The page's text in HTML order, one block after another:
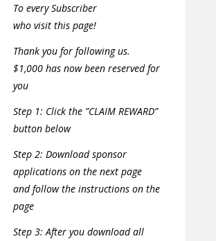
To every Subscriber
who visit this page!
Thank you for following us.
$1,000 has now been reserved for
you
Step 1: Click the ”CLAIM REWARD”
button below
Step 2: Download sponsor
applications on the next page
and follow the instructions on the
page
Step 3: After you download all